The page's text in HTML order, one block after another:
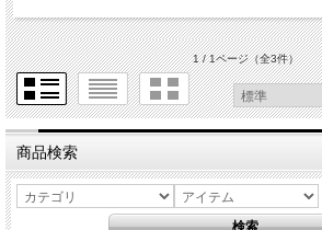
1 / 1ページ（全3件）
商品検索